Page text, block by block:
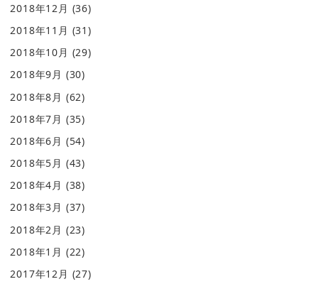
2018年12月 (36)
2018年11月 (31)
2018年10月 (29)
2018年9月 (30)
2018年8月 (62)
2018年7月 (35)
2018年6月 (54)
2018年5月 (43)
2018年4月 (38)
2018年3月 (37)
2018年2月 (23)
2018年1月 (22)
2017年12月 (27)